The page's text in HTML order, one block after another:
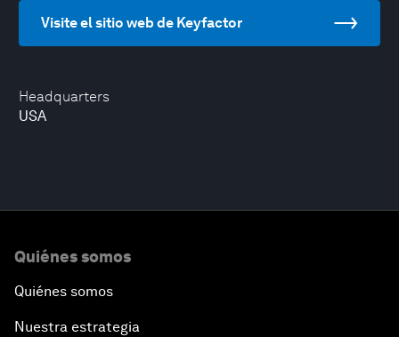
Headquarters
USA
Visite el sitio web de Keyfactor
Quiénes somos
Quiénes somos
Nuestra estrategia